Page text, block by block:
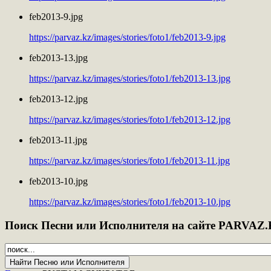
feb2013-9.jpg
https://parvaz.kz/images/stories/foto1/feb2013-9.jpg
feb2013-13.jpg
https://parvaz.kz/images/stories/foto1/feb2013-13.jpg
feb2013-12.jpg
https://parvaz.kz/images/stories/foto1/feb2013-12.jpg
feb2013-11.jpg
https://parvaz.kz/images/stories/foto1/feb2013-11.jpg
feb2013-10.jpg
https://parvaz.kz/images/stories/foto1/feb2013-10.jpg
Поиск Песни или Исполнителя на сайте